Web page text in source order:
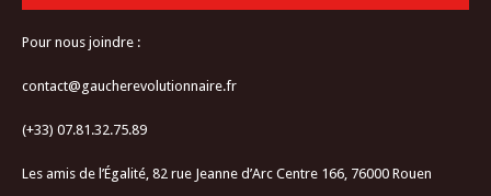
Pour nous joindre :
contact@gaucherevolutionnaire.fr
(+33) 07.81.32.75.89
Les amis de l’Égalité, 82 rue Jeanne d’Arc Centre 166, 76000 Rouen